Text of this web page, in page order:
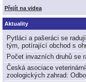
Přejít na videa
Aktuality
Pytláci a pašeráci se
tým, potírající obchod s
Počet invazních druhů se
Česká asociace
zoologických zahrad: